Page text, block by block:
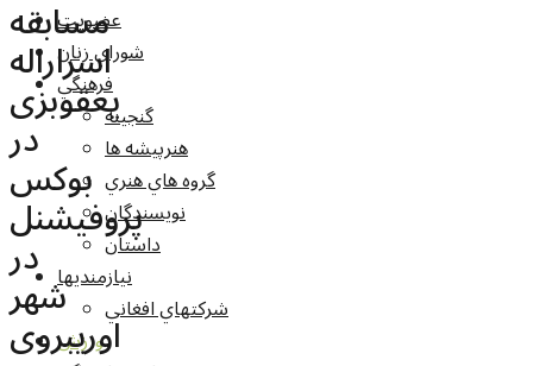
عضویت
شوراي زنان
فرهنگي
گنجينه
هنرپيشه ها
گروه هاي هنري
نويسندگان
داستان
نيازمنديها
شرکتهاي افغاني
ورزش
مسابقه
اسراراله
یعقوبزی
در
بوکس
پروفیشنل
در
شهر
اوریبروی